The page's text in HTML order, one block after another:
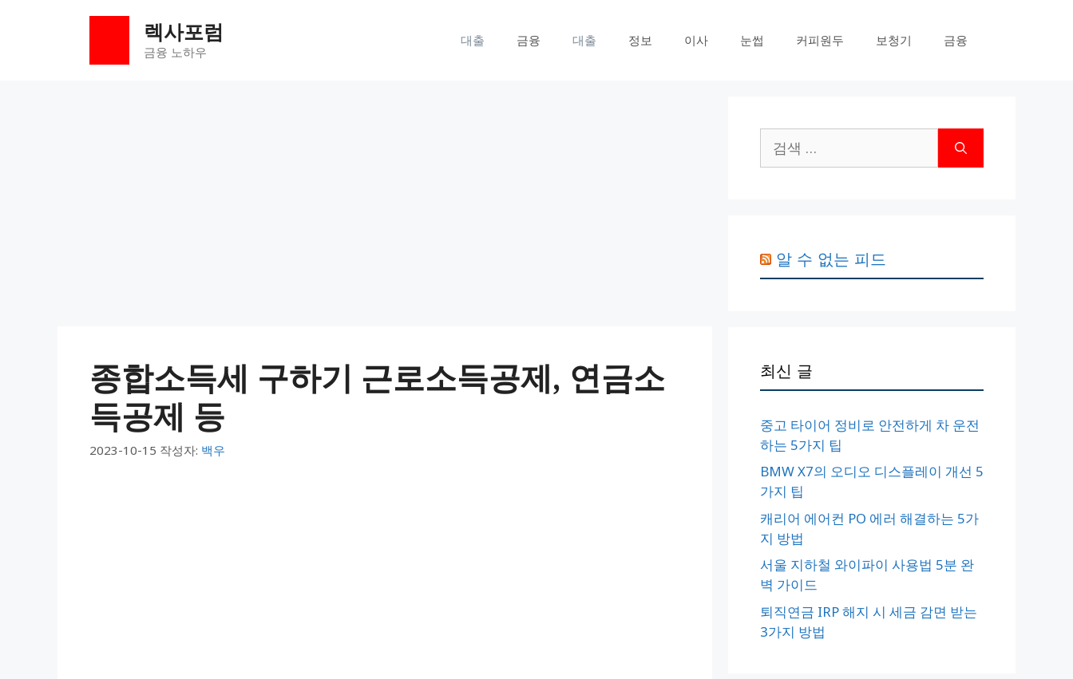
렉사포럼
금융 노하우
대출 금융 대출 정보 이사 눈썹 커피원두 보청기 금융
종합소득세 구하기 근로소득공제, 연금소
득공제 등
2023-10-15 작성자: 백우
색:
알 수 없는 피드
최신 글
중고 타이어 정비로 안전하게 차 운전
하는 5가지 팁
BMW X7의 오디오 디스플레이 개선 5
가지 팁
캐리어 에어컨 PO 에러 해결하는 5가
지 방법
서울 지하철 와이파이 사용법 5분 완
벽 가이드
퇴직연금 IRP 해지 시 세금 감면 받는
3가지 방법